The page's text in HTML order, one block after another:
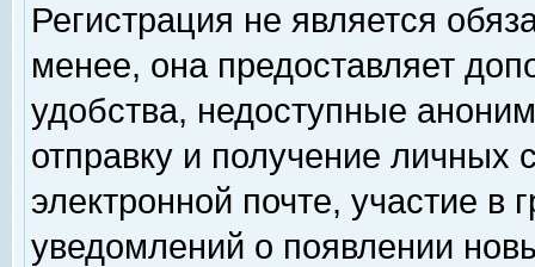
Регистрация не является
менее, она предоставляет
удобства, недоступные
отправку и получение личных
электронной почте, участие в
уведомлений о появлении